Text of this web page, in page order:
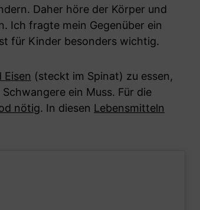
Daher höre der Körper und
Ich fragte mein Gegenüber ein
für Kinder besonders wichtig.
Eisen (steckt im Spinat) zu essen,
ein Muss. Für die
nötig. In diesen Lebensmitteln